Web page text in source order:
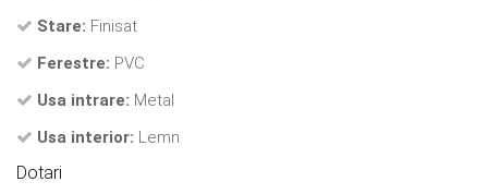
Stare: Finisat
Ferestre: PVC
Usa intrare: Metal
Usa interior: Lemn
Dotari